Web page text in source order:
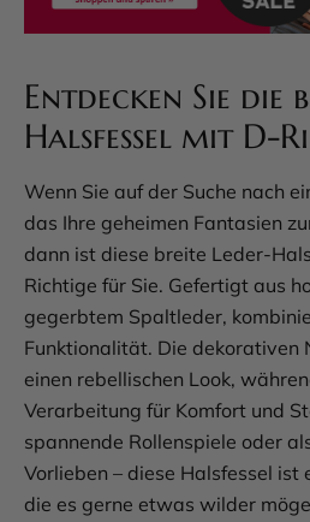
Entdecken Sie die
Halsfessel mit D-
Wenn Sie auf der Suche nach
das Ihre geheimen Fantasien
dann ist diese breite Leder-
Richtige für Sie. Gefertigt aus
gegerbtem Spaltleder,
Funktionalität. Die dekorativen
einen rebellischen Look,
Verarbeitung für Komfort und
spannende Rollenspiele oder
Vorlieben – diese Halsfessel ist
die es gerne etwas wilder